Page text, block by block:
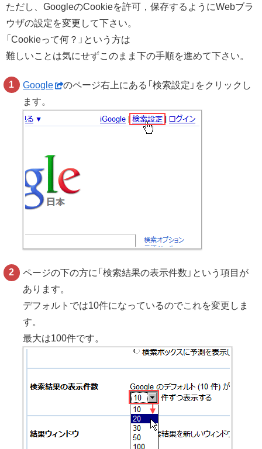
ただし、GoogleのCookieを許可，保存するようにWebブラ
ウザの設定を変更して下さい。
「Cookieって何？」という方は
難しいことは気にせずこのまま下の手順を進めて下さい。
Google
のページ右上にある「検索設定」をクリックし
ます。
ページの下の方に「検索結果の表示件数」という項目が
あります。
デフォルトでは10件になっているのでこれを変更しま
す。
最大は100件です。